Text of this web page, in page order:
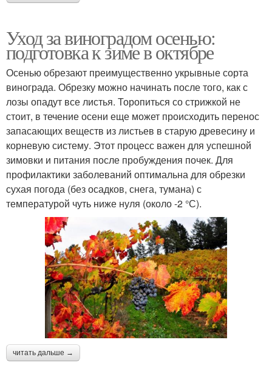
Уход за виноградом осенью:
подготовка к зиме в октябре
Осенью обрезают преимущественно укрывные сорта
винограда. Обрезку можно начинать после того, как с
лозы опадут все листья. Торопиться со стрижкой не
стоит, в течение осени еще может происходить перенос
запасающих веществ из листьев в старую древесину и
корневую систему. Этот процесс важен для успешной
зимовки и питания после пробуждения почек. Для
профилактики заболеваний оптимальна для обрезки
сухая погода (без осадков, снега, тумана) с
температурой чуть ниже нуля (около -2 °С).
читать дальше →